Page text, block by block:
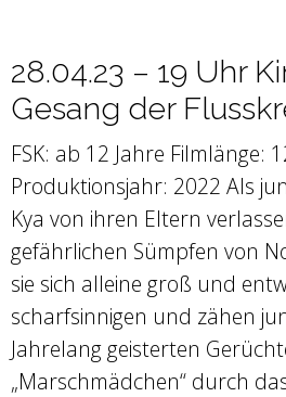
28.04.23 – 19 Uhr
Gesang der
FSK: ab 12 Jahre Filmlänge:
Produktionsjahr: 2022 Als
Kya von ihren Eltern
gefährlichen Sümpfen von
sie sich alleine groß und
scharfsinnigen und zähen
Jahrelang geisterten
„Marschmädchen“ durch